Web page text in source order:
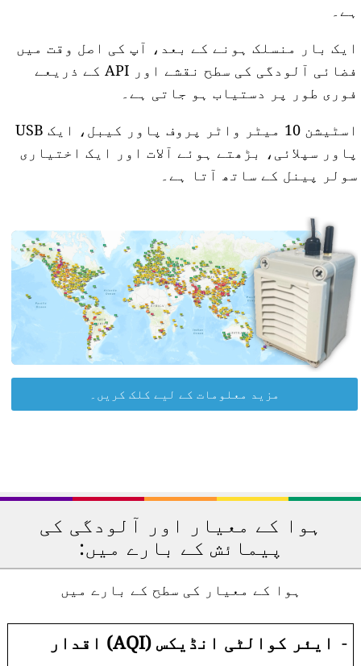
ہے۔
ایک بار منسلک ہونے کے بعد، آپ کی اصل وقت میں
فضائی آلودگی کی سطح نقشے اور API کے ذریعے
فوری طور پر دستیاب ہو جاتی ہے۔
اسٹیشن 10 میٹر واٹر پروف پاور کیبل، ایک USB
پاور سپلائی، بڑھتے ہوئے آلات اور ایک اختیاری
سولر پینل کے ساتھ آتا ہے۔
مزید معلومات کے لیے کلک کریں۔
ہوا کے معیار اور آلودگی کی
پیمائش کے بارے میں:
ہوا کے معیار کی سطح کے بارے میں
- ایئر کوالٹی انڈیکس (AQI) اقدار